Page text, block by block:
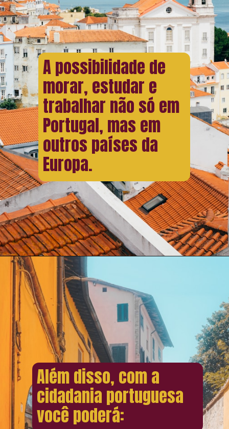
A possibilidade de
morar, estudar e
trabalhar não só em
Portugal, mas em
outros países da
Europa.
Além disso, com a
cidadania portuguesa
você poderá: